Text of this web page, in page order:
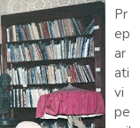
Pr
ep
ar
ati
vi
pe